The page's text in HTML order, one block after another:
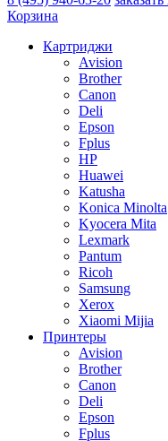
Корзина
Картриджи
Avision
Brother
Canon
Deli
Epson
Fplus
HP
Huawei
Katusha
Konica Minolta
Kyocera Mita
Lexmark
Pantum
Ricoh
Samsung
Xerox
Xiaomi Mijia
Принтеры
Avision
Brother
Canon
Deli
Epson
Fplus